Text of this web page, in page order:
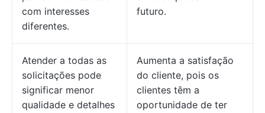
com interesses
diferentes.
futuro.
Atender a todas as
solicitações pode
significar menor
qualidade e detalhes
Aumenta a satisfação
do cliente, pois os
clientes têm a
oportunidade de ter